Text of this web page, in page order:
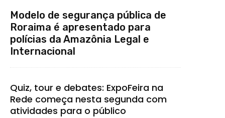
Modelo de segurança pública de
Roraima é apresentado para
polícias da Amazônia Legal e
Internacional
Quiz, tour e debates: ExpoFeira na
Rede começa nesta segunda com
atividades para o público